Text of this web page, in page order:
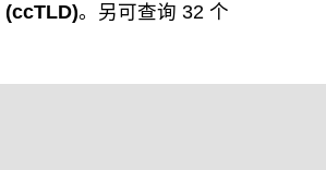
(ccTLD)。另可查询 32 个